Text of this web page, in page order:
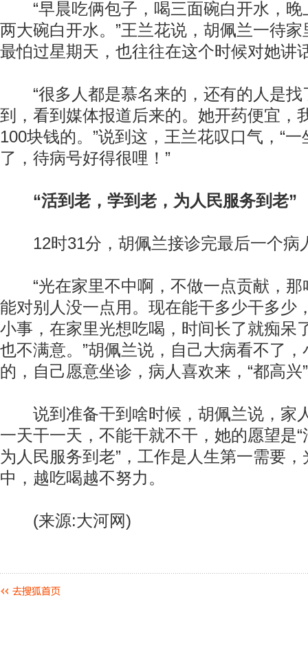
“早晨吃俩包子，喝三面碗白开水，晚
两大碗白开水。”王兰花说，胡佩兰一待
最怕过星期天，也往往在这个时候对她讲
“很多人都是慕名来的，还有的人是找
到，看到媒体报道后来的。她开药便宜，
100块钱的。”说到这，王兰花叹口气，“
了，待病号好得很哩！”
“活到老，学到老，为人民服务到老”
12时31分，胡佩兰接诊完最后一个病
“光在家里不中啊，不做一点贡献，那
能对别人没一点用。现在能干多少干多少
小事，在家里光想吃喝，时间长了就痴呆
也不满意。”胡佩兰说，自己大病看不了
的，自己愿意坐诊，病人喜欢来，“都高兴
说到准备干到啥时候，胡佩兰说，家
一天干一天，不能干就不干，她的愿望是
为人民服务到老”，工作是人生第一需要
中，越吃喝越不努力。
(来源:大河网)